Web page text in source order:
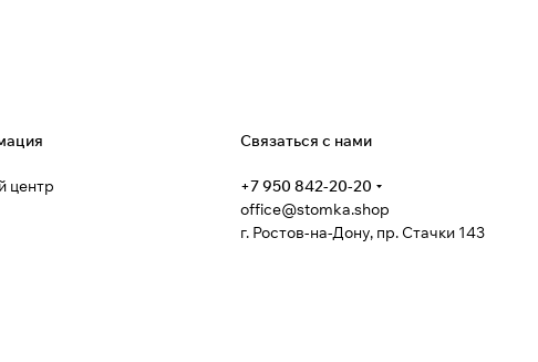
центр
Связаться с нами
+7 950 842-20-20
office@stomka.shop
г. Ростов-на-Дону, пр. Стачки 143